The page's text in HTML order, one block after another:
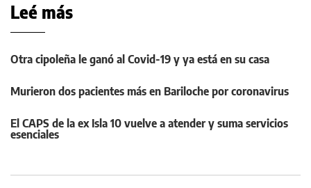
Leé más
Otra cipoleña le ganó al Covid-19 y ya está en su casa
Murieron dos pacientes más en Bariloche por coronavirus
El CAPS de la ex Isla 10 vuelve a atender y suma servicios
esenciales